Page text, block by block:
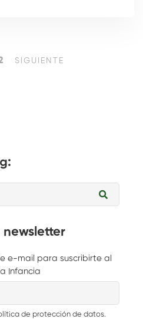
SIGUIENTE
newsletter
e-mail para suscribirte al
Infancia
de protección de datos.